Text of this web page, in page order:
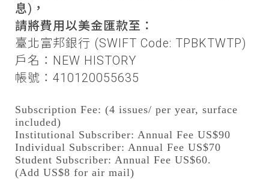
息)，
請將費用以美金匯款至：
臺北富邦銀行 (SWIFT Code: TPBKTWTP)
戶名：NEW HISTORY
帳號：410120055635
Subscription Fee: (4 issues/ per year, surface
included)
Institutional Subscriber: Annual Fee US$90
Individual Subscriber: Annual Fee US$70
Student Subscriber: Annual Fee US$60.
(Add US$8 for air mail)